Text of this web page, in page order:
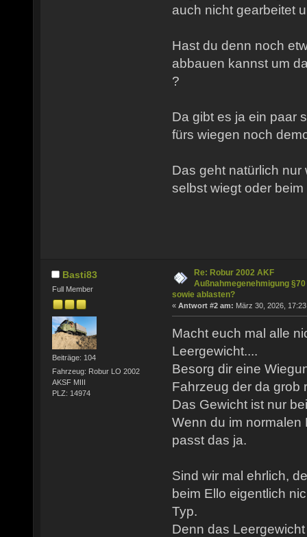
auch nicht gearbeitet
Hast du denn noch
abbauen kannst um
?
Da gibt es ja ein paar
fürs wiegen noch
Das geht natürlich nur
selbst wiegt oder
Basti83
Full Member
Beiträge: 104
Fahrzeug: Robur LO 2002
AKSF MIII
PLZ: 14974
Re: Robur 2002 AKF
Außnahmegenehmigung §70
sowie ablasten?
« Antwort #2 am: März 30, 2026,
Macht euch mal alle
Leergewicht....
Besorg dir eine
Fahrzeug der da
Das Gewicht ist nur
Wenn du im normalen
passt das ja.
Sind wir mal ehrlich,
beim Ello eigentlich
Typ.
Denn das